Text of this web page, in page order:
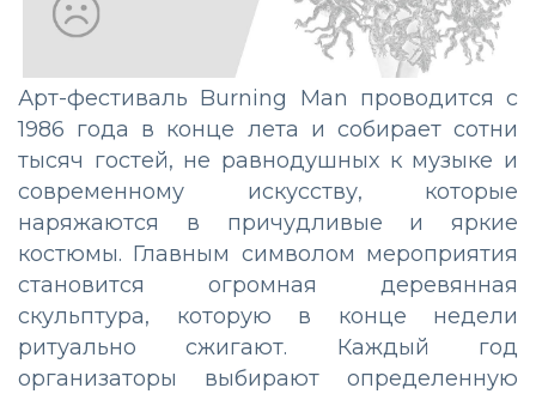
Арт-фестиваль Burning Man проводится с
1986 года в конце лета и собирает сотни
тысяч гостей, не равнодушных к музыке и
современному искусству, которые
наряжаются в причудливые и яркие
костюмы. Главным символом мероприятия
становится огромная деревянная
скульптура, которую в конце недели
ритуально сжигают. Каждый год
организаторы выбирают определенную